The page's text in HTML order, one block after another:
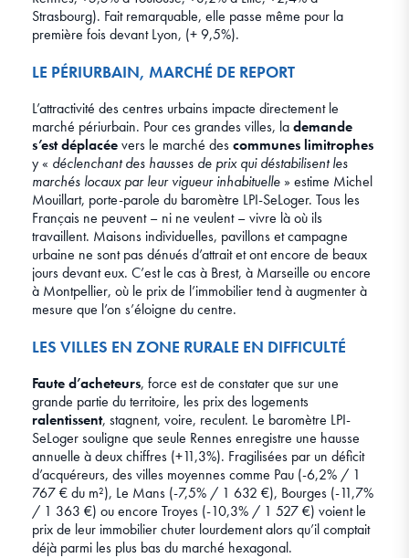
Strasbourg). Fait remarquable, elle passe même pour la
première fois devant Lyon, (+ 9,5%).
LE PÉRIURBAIN, MARCHÉ DE REPORT
L’attractivité des centres urbains impacte directement le
marché périurbain. Pour ces grandes villes, lademande
s’est déplacéevers le marché descommunes limitrophes
y « déclenchant des hausses de prix qui déstabilisent les
marchés locaux par leur vigueur inhabituelle » estime Michel
Mouillart, porte-parole du baromètre LPI-SeLoger. Tous les
Français ne peuvent – ni ne veulent – vivre là où ils
travaillent. Maisons individuelles, pavillons et campagne
urbaine ne sont pas dénués d’attrait et ont encore de beaux
jours devant eux. C’est le cas à Brest, à Marseille ou encore
à Montpellier, où le prix de l’immobilier tend à augmenter à
mesure que l’on s’éloigne du centre.
LES VILLES EN ZONE RURALE EN DIFFICULTÉ
Faute d’acheteurs, force est de constater que sur une
grande partie du territoire, les prix des logements
ralentissent, stagnent, voire, reculent. Le baromètre LPI-
SeLoger souligne que seule Rennes enregistre une hausse
annuelle à deux chiffres (+11,3%). Fragilisées par un déficit
d’acquéreurs, des villes moyennes comme Pau (-6,2% / 1
767 € du m²), Le Mans (-7,5% / 1 632 €), Bourges (-11,7%
/ 1 363 €) ou encore Troyes (-10,3% / 1 527 €) voient le
prix de leur immobilier chuter lourdement alors qu’il comptait
déjà parmi les plus bas du marché hexagonal.